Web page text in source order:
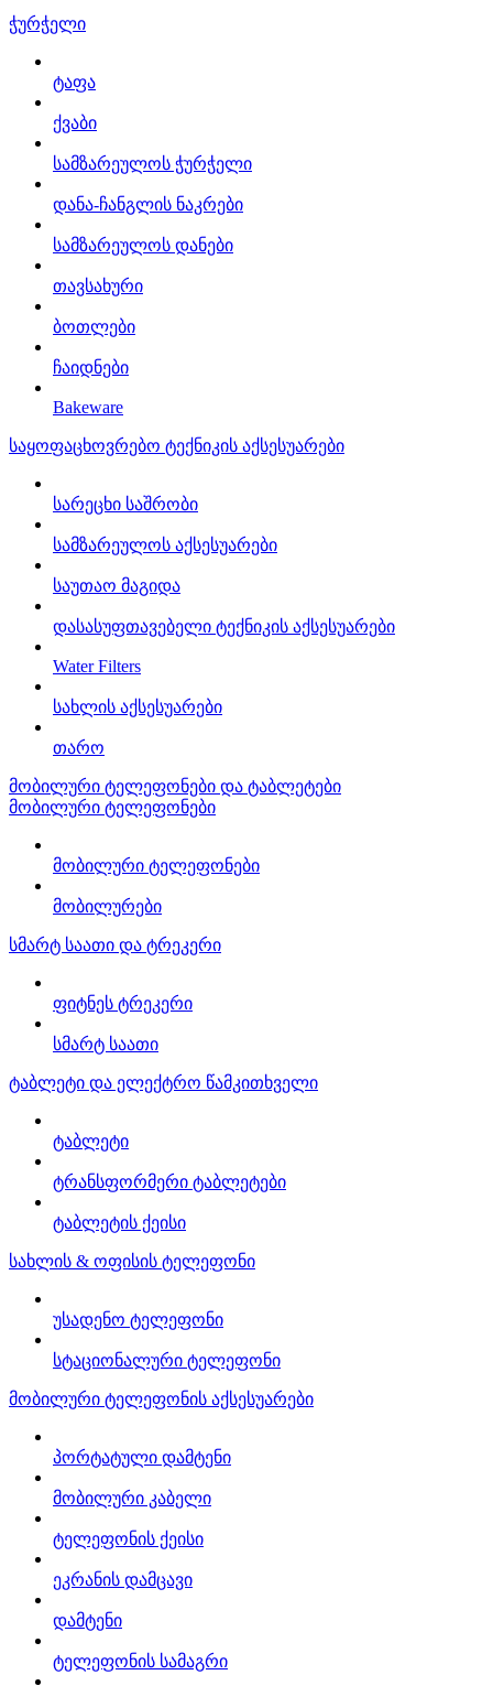
ჭურჭელი
ტაფა
ქვაბი
სამზარეულოს ჭურჭელი
დანა-ჩანგლის ნაკრები
სამზარეულოს დანები
თავსახური
ბოთლები
ჩაიდნები
Bakeware
საყოფაცხოვრებო ტექნიკის აქსესუარები
სარეცხი საშრობი
სამზარეულოს აქსესუარები
საუთაო მაგიდა
დასასუფთავებელი ტექნიკის აქსესუარები
Water Filters
სახლის აქსესუარები
თარო
მობილური ტელეფონები და ტაბლეტები
მობილური ტელეფონები
მობილური ტელეფონები
მობილურები
სმარტ საათი და ტრეკერი
ფიტნეს ტრეკერი
სმარტ საათი
ტაბლეტი და ელექტრო წამკითხველი
ტაბლეტი
ტრანსფორმერი ტაბლეტები
ტაბლეტის ქეისი
სახლის & ოფისის ტელეფონი
უსადენო ტელეფონი
სტაციონალური ტელეფონი
მობილური ტელეფონის აქსესუარები
პორტატული დამტენი
მობილური კაბელი
ტელეფონის ქეისი
ეკრანის დამცავი
დამტენი
ტელეფონის სამაგრი